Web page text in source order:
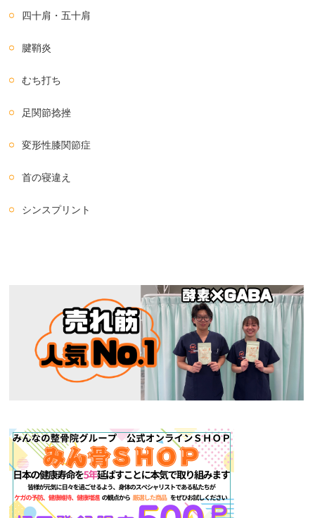
四十肩・五十肩
腱鞘炎
むち打ち
足関節捻挫
変形性膝関節症
首の寝違え
シンスプリント